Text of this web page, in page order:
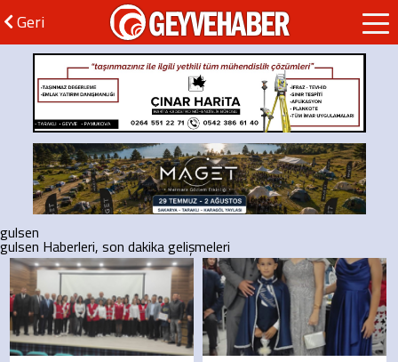
Geri GEYVEHABER
gulsen
gulsen Haberleri, son dakika gelişmeleri